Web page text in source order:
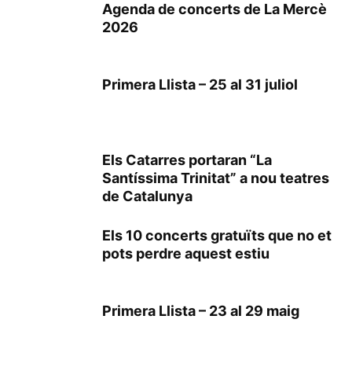
Agenda de concerts de La Mercè
2026
Primera Llista – 25 al 31 juliol
Els Catarres portaran “La
Santíssima Trinitat” a nou teatres
de Catalunya
Els 10 concerts gratuïts que no et
pots perdre aquest estiu
Primera Llista – 23 al 29 maig